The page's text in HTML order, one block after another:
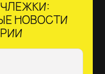
НОВОСТИ